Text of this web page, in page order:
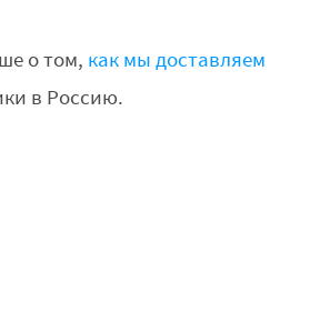
о том, как мы доставляем
в Россию.